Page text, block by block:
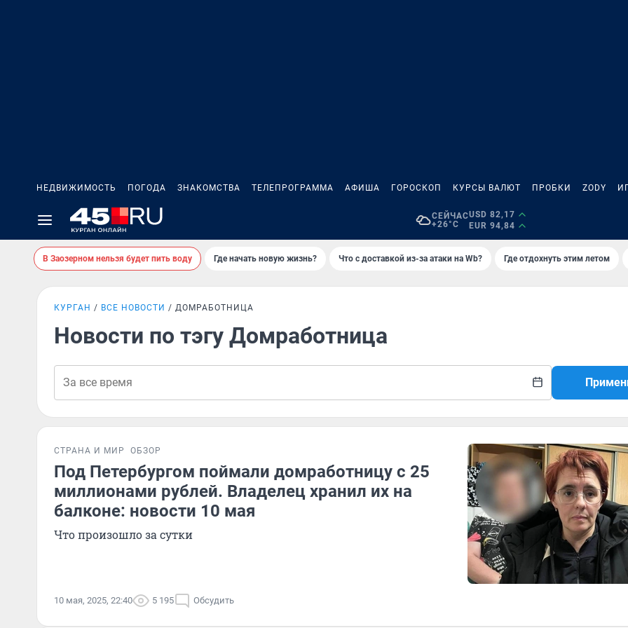
НЕДВИЖИМОСТЬ ПОГОДА ЗНАКОМСТВА ТЕЛЕПРОГРАММА АФИША ГОРОСКОП КУРСЫ ВАЛЮТ ПРОБКИ ZODY
СЕЙЧАС
+26°C
USD 82,17
EUR 94,84
В Заозерном нельзя будет пить воду Где начать новую жизнь? Что с доставкой из-за атаки на Wb? Где отдохнуть этим летом
КУРГАН ВСЕ НОВОСТИ ДОМРАБОТНИЦА
Новости по тэгу Домработница
СТРАНА И МИР ОБЗОР
Под Петербургом поймали домработницу с 25
миллионами рублей. Владелец хранил их на
балконе: новости 10 мая
Что произошло за сутки
10 мая, 2025, 22:40 5 195 Обсудить